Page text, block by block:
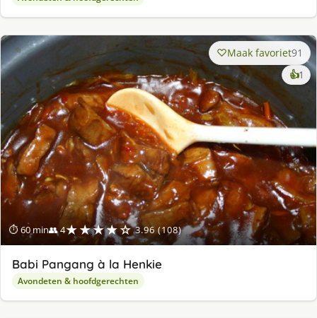
⏱ 60 min👥 4★★★★☆ 3.96 (108)
Maak favoriet91
👍1
Babi Pangang à la Henkie
Avondeten & hoofdgerechten